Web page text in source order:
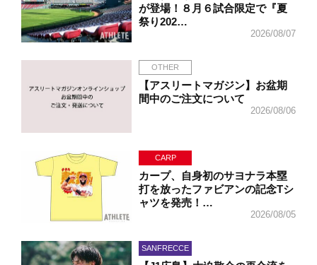
が登場！８月６試合限定で『夏
祭り202…
2026/08/07
OTHER
【アスリートマガジン】お盆期
間中のご注文について
2026/08/06
CARP
カープ、自身初のサヨナラ本塁
打を放ったファビアンの記念Tシ
ャツを発売！…
2026/08/05
SANFRECCE